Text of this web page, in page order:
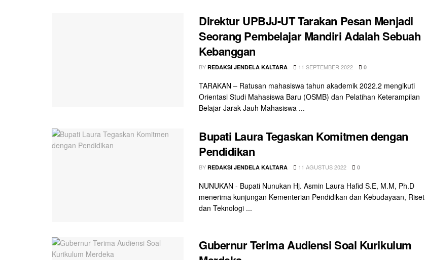
Direktur UPBJJ-UT Tarakan Pesan Menjadi
Seorang Pembelajar Mandiri Adalah Sebuah
Kebanggan
BY REDAKSI JENDELA KALTARA 11 SEPTEMBER 2022 0
TARAKAN – Ratusan mahasiswa tahun akademik 2022.2 mengikuti
Orientasi Studi Mahasiswa Baru (OSMB) dan Pelatihan Keterampilan
Belajar Jarak Jauh Mahasiswa ...
Bupati Laura Tegaskan Komitmen dengan
Pendidikan
BY REDAKSI JENDELA KALTARA 11 AGUSTUS 2022 0
NUNUKAN - Bupati Nunukan Hj. Asmin Laura Hafid S.E, M.M, Ph.D
menerima kunjungan Kementerian Pendidikan dan Kebudayaan, Riset
dan Teknologi ...
Gubernur Terima Audiensi Soal Kurikulum